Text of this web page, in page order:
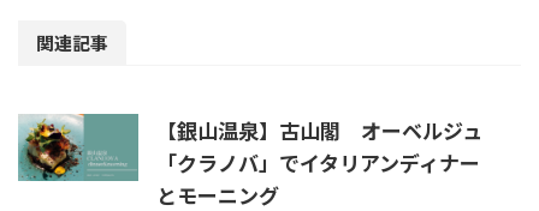
関連記事
【銀山温泉】古山閣 オーベルジュ
「クラノバ」でイタリアンディナー
とモーニング